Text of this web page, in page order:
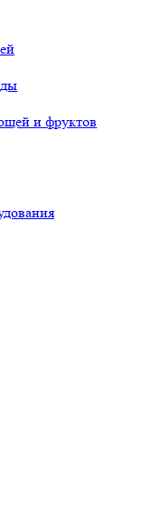
и фруктов